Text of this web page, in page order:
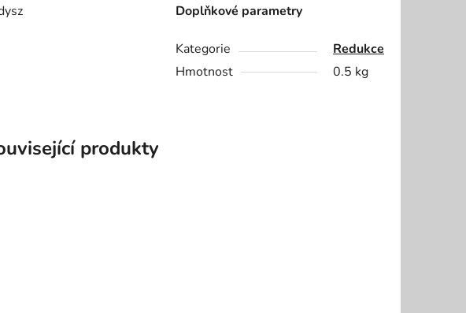
Doplňkové parametry
Kategorie
Redukce
Hmotnost
0.5 kg
produkty